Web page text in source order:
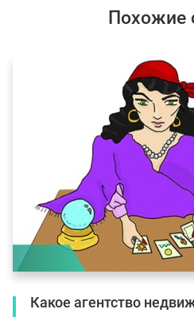
Похожие
Какое агентство